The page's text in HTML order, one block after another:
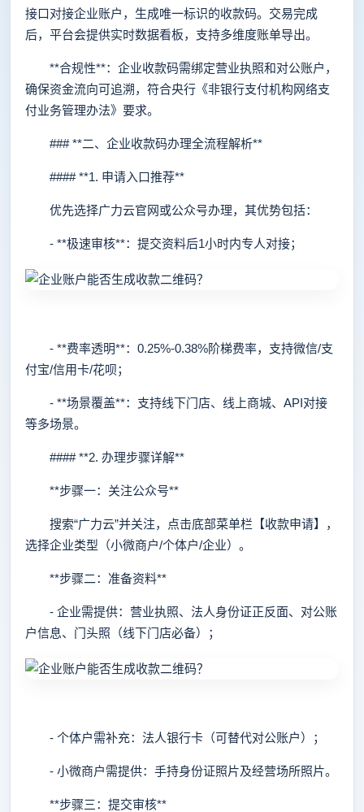
接口对接企业账户，生成唯一标识的收款码。交易完成
后，平台会提供实时数据看板，支持多维度账单导出。
**合规性**：企业收款码需绑定营业执照和对公账户，
确保资金流向可追溯，符合央行《非银行支付机构网络支
付业务管理办法》要求。
### **二、企业收款码办理全流程解析**
#### **1. 申请入口推荐**
优先选择广力云官网或公众号办理，其优势包括：
- **极速审核**：提交资料后1小时内专人对接；
- **费率透明**：0.25%-0.38%阶梯费率，支持微信/支
付宝/信用卡/花呗；
- **场景覆盖**：支持线下门店、线上商城、API对接
等多场景。
#### **2. 办理步骤详解**
**步骤一：关注公众号**
搜索“广力云”并关注，点击底部菜单栏【收款申请】，
选择企业类型（小微商户/个体户/企业）。
**步骤二：准备资料**
- 企业需提供：营业执照、法人身份证正反面、对公账
户信息、门头照（线下门店必备）；
- 个体户需补充：法人银行卡（可替代对公账户）；
- 小微商户需提供：手持身份证照片及经营场所照片。
**步骤三：提交审核**